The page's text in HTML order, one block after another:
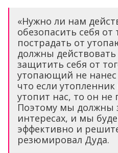
«Нужно ли нам
обезопасить себя от
пострадать от
должны
защитить себя от
утопающий не
что если
утопит нас, то он
Поэтому мы должны
интересах, и мы
эффективно и
резюмировал Дуда.